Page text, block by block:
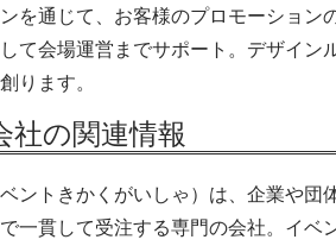
を通じて、お客様のプロモーション
て会場運営までサポート。デザイン
ります。
社の関連情報
ントきかくがいしゃ）は、企業や団
一貫して受注する専門の会社。イベ